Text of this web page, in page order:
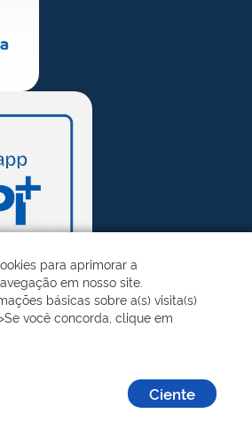
para aprimorar a
em nosso site.
básicas sobre a(s) visita(s)
você concorda, clique em
Ciente